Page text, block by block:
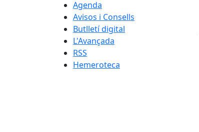
Agenda
Avisos i Consells
Butlletí digital
L'Avançada
RSS
Hemeroteca